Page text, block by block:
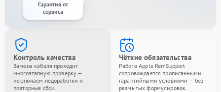
Гарантия от
сервиса
Контроль качества
Замена кабеля проходит
многоэтапную проверку —
исключаем недоработки и
повторные сбои.
Чёткие обязательства
Работа Apple RemSupport
сопровождается прописанными
гарантийными условиями — без
размытых формулировок.